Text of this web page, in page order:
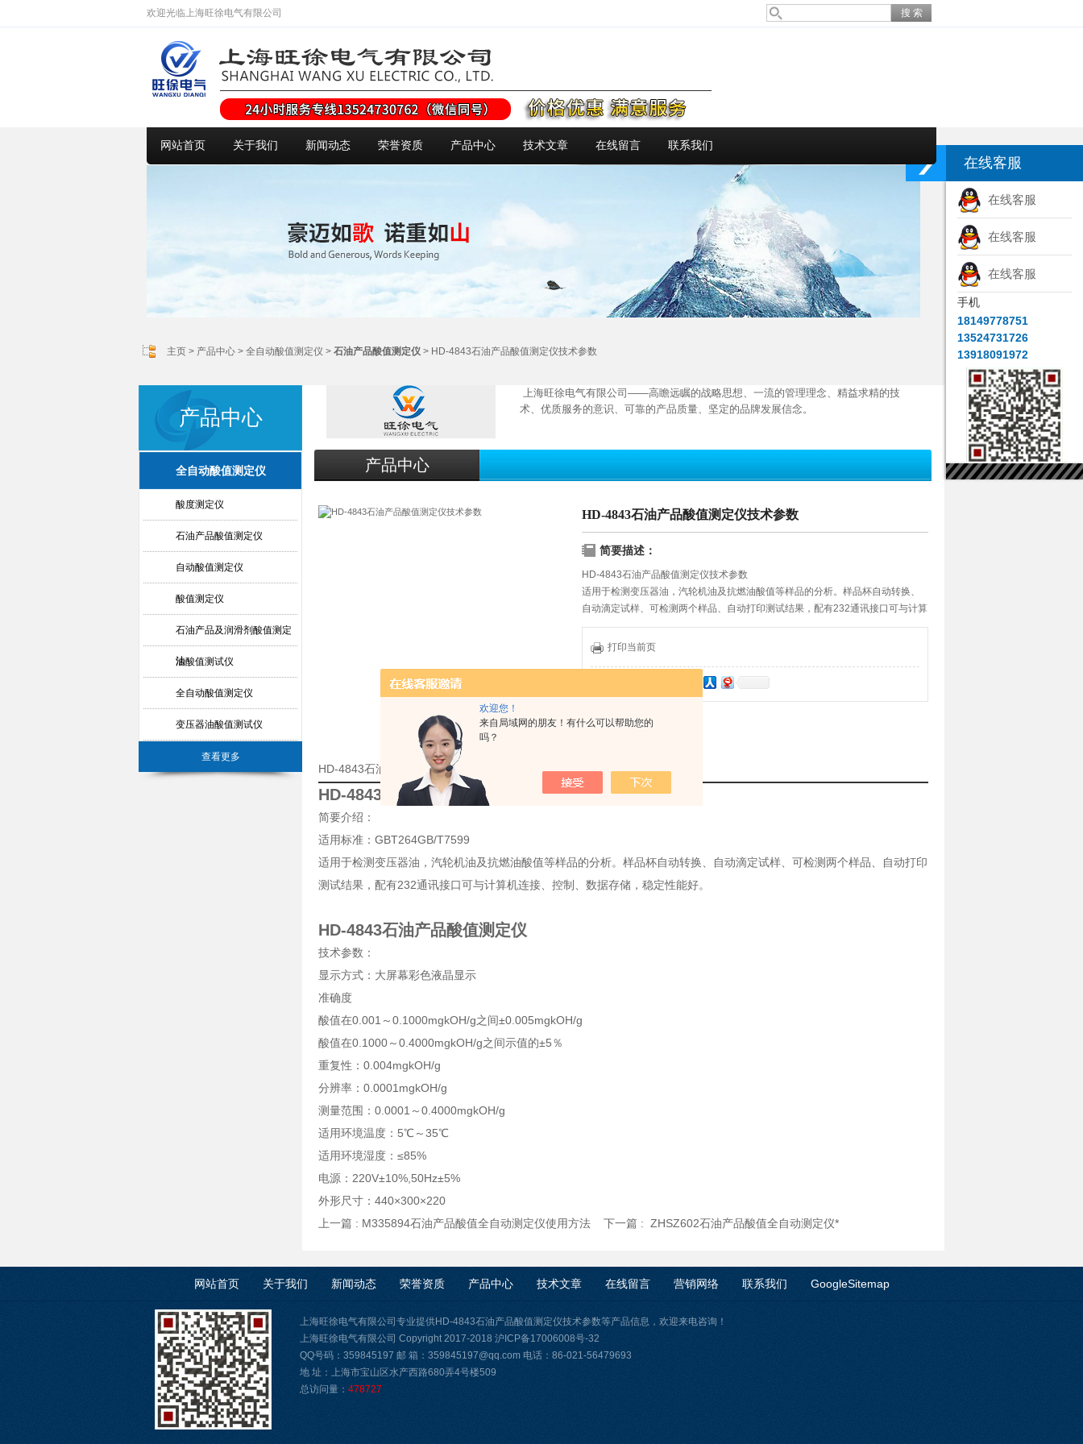
欢迎您！
来自局域网的朋友！有什么可以帮助您的
吗？
欢迎光临上海旺徐电气有限公司
网站首页 关于我们 新闻动态 荣誉资质 产品中心 技术文章 在线留言 联系我们
主页 > 产品中心 > 全自动酸值测定仪 > 石油产品酸值测定仪 > HD-4843石油产品酸值测定仪技术参数
产品中心
全自动酸值测定仪
酸度测定仪
石油产品酸值测定仪
自动酸值测定仪
酸值测定仪
石油产品及润滑剂酸值测定
法
油酸值测试仪
全自动酸值测定仪
变压器油酸值测试仪
查看更多
上海旺徐电气有限公司——高瞻远瞩的战略思想、一流的管理理念、精益求精的技
术、优质服务的意识、可靠的产品质量、坚定的品牌发展信念。
产品中心
HD-4843石油产品酸值测定仪技术参数
简要描述：
HD-4843石油产品酸值测定仪技术参数
适用于检测变压器油，汽轮机油及抗燃油酸值等样品的分析。样品杯自动转换、
自动滴定试样、可检测两个样品、自动打印测试结果，配有232通讯接口可与计算
机连接、控制、数据存储，稳定性能好。
打印当前页
HD-4843石油产品酸值测定仪技术参数的详细资料：
HD-4843石油产品酸值测定仪
简要介绍：
适用标准：GBT264GB/T7599
适用于检测变压器油，汽轮机油及抗燃油酸值等样品的分析。样品杯自动转换、自动滴定试样、可检测两个样品、自动打印
测试结果，配有232通讯接口可与计算机连接、控制、数据存储，稳定性能好。
HD-4843石油产品酸值测定仪
技术参数：
显示方式：大屏幕彩色液晶显示
准确度
酸值在0.001～0.1000mgkOH/g之间±0.005mgkOH/g
酸值在0.1000～0.4000mgkOH/g之间示值的±5％
重复性：0.004mgkOH/g
分辨率：0.0001mgkOH/g
测量范围：0.0001～0.4000mgkOH/g
适用环境温度：5℃～35℃
适用环境湿度：≤85%
电源：220V±10%,50Hz±5%
外形尺寸：440×300×220
上一篇 : M335894石油产品酸值全自动测定仪使用方法 下一篇 : ZHSZ602石油产品酸值全自动测定仪*
网站首页 关于我们 新闻动态 荣誉资质 产品中心 技术文章 在线留言 营销网络 联系我们 GoogleSitemap
上海旺徐电气有限公司专业提供HD-4843石油产品酸值测定仪技术参数等产品信息，欢迎来电咨询！
上海旺徐电气有限公司 Copyright 2017-2018 沪ICP备17006008号-32
QQ号码：359845197 邮 箱：359845197@qq.com 电话：86-021-56479693
地 址：上海市宝山区水产西路680弄4号楼509
总访问量： 478727
在线客服
在线客服
在线客服
在线客服
手机
18149778751
13524731726
13918091972